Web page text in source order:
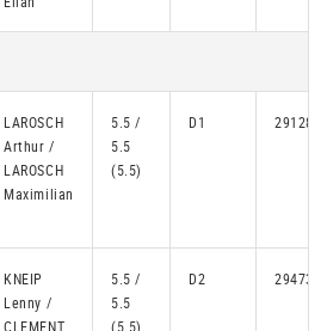
LAROSCH
Arthur /
LAROSCH
Maximilian
5.5 /
5.5
(5.5)
D1 29128
KNEIP
Lenny /
CLEMENT
5.5 /
5.5
(5.5)
D2 29473